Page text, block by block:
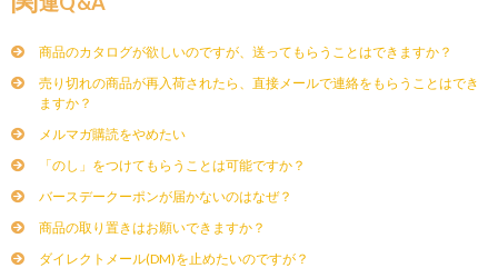
商品のカタログが欲しいのですが、送ってもらうことはできますか？
売り切れの商品が再入荷されたら、直接メールで連絡をもらうことはでき
ますか？
メルマガ購読をやめたい
「のし」をつけてもらうことは可能ですか？
バースデークーポンが届かないのはなぜ？
商品の取り置きはお願いできますか？
ダイレクトメール(DM)を止めたいのですが？